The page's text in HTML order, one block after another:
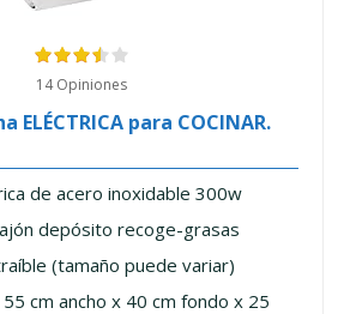
14 Opiniones
ELÉCTRICA para COCINAR.
de acero inoxidable 300w
depósito recoge-grasas
(tamaño puede variar)
cm ancho x 40 cm fondo x 25